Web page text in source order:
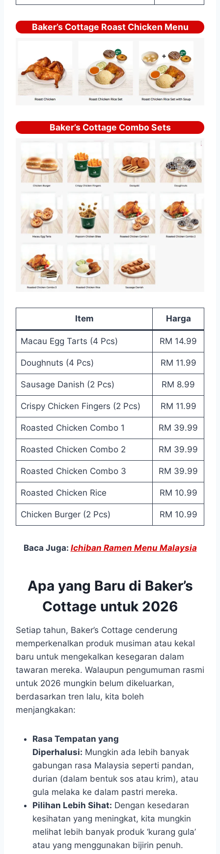
Baker’s Cottage Roast Chicken Menu
Baker’s Cottage Combo Sets
Item Harga
Macau Egg Tarts (4 Pcs) RM 14.99
Doughnuts (4 Pcs) RM 11.99
Sausage Danish (2 Pcs) RM 8.99
Crispy Chicken Fingers (2 Pcs) RM 11.99
Roasted Chicken Combo 1 RM 39.99
Roasted Chicken Combo 2 RM 39.99
Roasted Chicken Combo 3 RM 39.99
Roasted Chicken Rice RM 10.99
Chicken Burger (2 Pcs) RM 10.99
Baca Juga: Ichiban Ramen Menu Malaysia
Apa yang Baru di Baker’s
Cottage untuk 2026
Setiap tahun, Baker’s Cottage cenderung
memperkenalkan produk musiman atau kekal
baru untuk mengekalkan kesegaran dalam
tawaran mereka. Walaupun pengumuman rasmi
untuk 2026 mungkin belum dikeluarkan,
berdasarkan tren lalu, kita boleh
menjangkakan:
Rasa Tempatan yang
Diperhalusi: Mungkin ada lebih banyak
gabungan rasa Malaysia seperti pandan,
durian (dalam bentuk sos atau krim), atau
gula melaka ke dalam pastri mereka.
Pilihan Lebih Sihat: Dengan kesedaran
kesihatan yang meningkat, kita mungkin
melihat lebih banyak produk ‘kurang gula’
atau yang menggunakan bijirin penuh.